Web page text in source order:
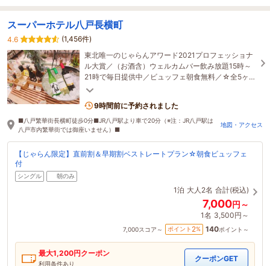
スーパーホテル八戸長横町
4.6
(1,456件)
東北唯一のじゃらんアワード2021プロフェッショナ
ル大賞／（お酒含）ウェルカムバー飲み放題15時～
21時で毎日提供中／ビュッフェ朝食無料／☆全5ヶ
所、計348台分の駐車場完備（屋根付隣）☆目の前
9時間前に予約されました
■八戸繁華街長横町徒歩0分■JR八戸駅より車で20分（※注：JR八戸駅は
八戸市内繁華街では御座いません）■
地図・アクセス
【じゃらん限定】直前割＆早期割ベストレートプラン☆朝食ビュッフェ
付
シングル 朝のみ
1泊 大人2名 合計(税込)
7,000円～
1名 3,500円～
7,000スコア～ ポイント 2% 140ポイント～
最大1,200円クーポン
利用条件あり
クーポンGET